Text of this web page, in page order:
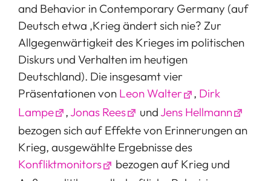
and Behavior in Contemporary Germany (auf
Deutsch etwa ,Krieg ändert sich nie? Zur
Allgegenwärtigkeit des Krieges im politischen
Diskurs und Verhalten im heutigen
Deutschland). Die insgesamt vier
Präsentationen von Leon Walter , Dirk
Lampe
, Jonas Rees und Jens Hellmann
bezogen sich auf Effekte von Erinnerungen an
Krieg, ausgewählte Ergebnisse des
Konfliktmonitors
bezogen auf Krieg und